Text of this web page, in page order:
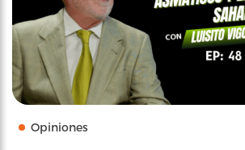
Opiniones